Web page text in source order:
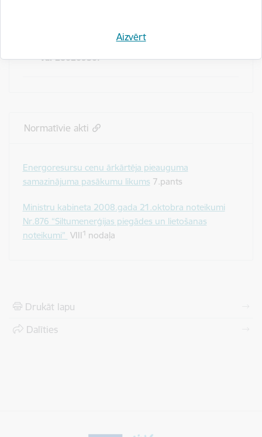
Aizvērt
atbalsts@bvkb.gov.lv vai zvanīt uz
vai 28020930.
Normatīvie akti
Energoresursu cenu ārkārtēja pieauguma
samazinājuma pasākumu likums 7.pants
Ministru kabineta 2008.gada 21.oktobra noteikumi
Nr.876 “Siltumenerģijas piegādes un lietošanas
noteikumi” VIII 1 nodaļa
Drukāt lapu
Dalīties